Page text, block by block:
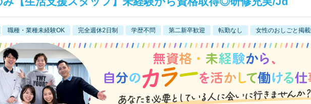
職種・業種未経験OK 完全週休2日制 学歴不問 第二新卒歓迎 転勤なし 女性のおしごと掲